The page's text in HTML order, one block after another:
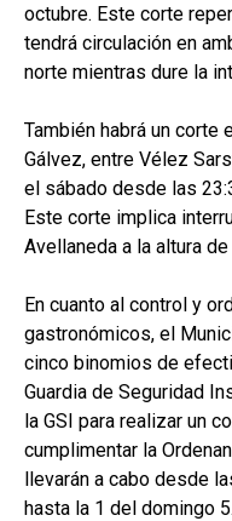
octubre. Este corte
tendrá circulación en
norte mientras dure la
También habrá un corte
Gálvez, entre Vélez
el sábado desde las
Este corte implica
Avellaneda a la altura de
En cuanto al control y
gastronómicos, el
cinco binomios de
Guardia de Seguridad
la GSI para realizar un
cumplimentar la
llevarán a cabo desde
hasta la 1 del domingo 5.